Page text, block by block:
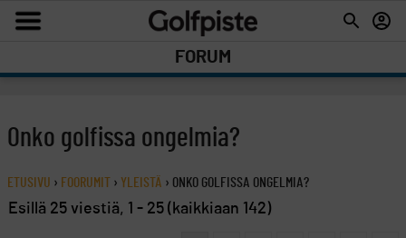
FORUM
Onko golfissa ongelmia?
ETUSIVU › FOORUMIT › YLEISTÄ › ONKO GOLFISSA ONGELMIA?
Esillä 25 viestiä, 1 - 25 (kaikkiaan 142)